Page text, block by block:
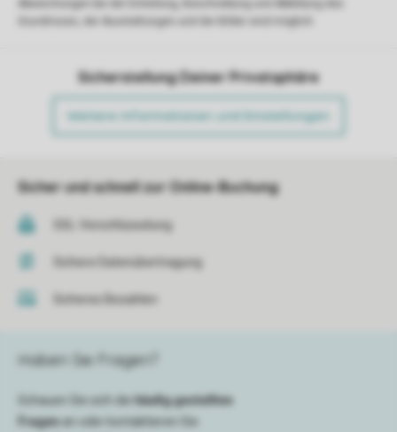
Sicherstellung Deiner Privatsphäre
Weitere Informationen und Einstellungen
Sicher und schnell zur Online-Buchung
SSL-Verschlüsselung
Sichere Datenübertragung
Sicheres Bezahlen
Haben Sie Fragen?
Schauen Sie sich die
häufig gestellten
Fragen an oder kontaktieren Sie